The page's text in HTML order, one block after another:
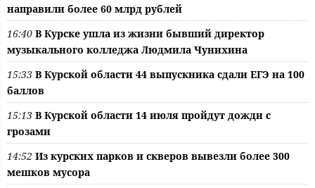
направили более 60 млрд рублей
16:40 В Курске ушла из жизни бывший директор
музыкального колледжа Людмила Чунихина
15:33 В Курской области 44 выпускника сдали ЕГЭ на 100
баллов
15:13 В Курской области 14 июля пройдут дожди с
грозами
14:52 Из курских парков и скверов вывезли более 300
мешков мусора